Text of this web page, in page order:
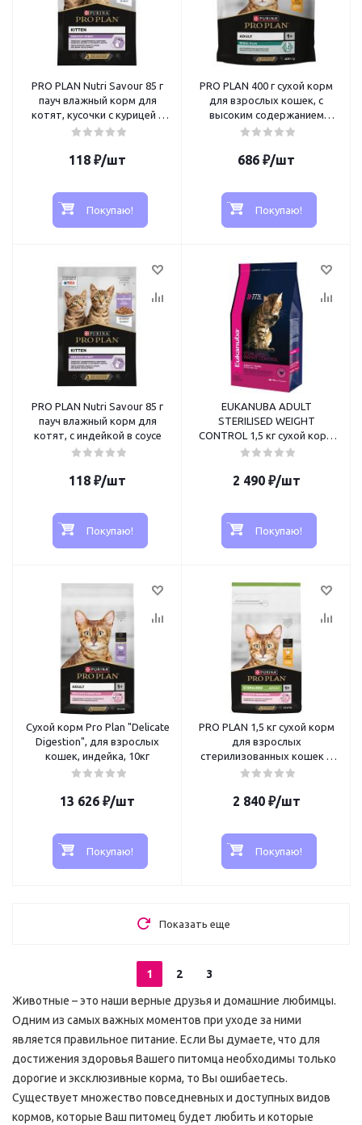
PRO PLAN Nutri Savour 85 г
пауч влажный корм для
котят, кусочки с курицей в
желе
118 ₽/шт
Покупаю!
PRO PLAN 400 г сухой корм
для взрослых кошек, с
высоким содержанием
курицы
686 ₽/шт
Покупаю!
PRO PLAN Nutri Savour 85 г
пауч влажный корм для
котят, с индейкой в соусе
118 ₽/шт
Покупаю!
EUKANUBA ADULT
STERILISED WEIGHT
CONTROL 1,5 кг сухой корм
для взрослых кошек с
стерилизованных
2 490₽/шт
Покупаю!
Сухой корм Pro Plan "Delicate
Digestion", для взрослых
кошек, индейка, 10кг
13 626 ₽/шт
Покупаю!
PRO PLAN 1,5 кг сухой корм
для взрослых
стерилизованных кошек и
кастрированных котов
курицы
2 840₽/шт
Покупаю!
Показать еще
1 2 3
Животные – это наши верные друзья и домашние любимцы.
Одним из самых важных моментов при уходе за ними
является правильное питание. Если Вы думаете, что для
достижения здоровья Вашего питомца необходимы только
дорогие и эксклюзивные корма, то Вы ошибаетесь.
Существует множество повседневных и доступных видов
кормов, которые Ваш питомец будет любить и которые